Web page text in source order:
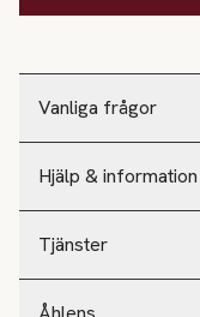
Vanliga frågor
Hjälp & information
Tjänster